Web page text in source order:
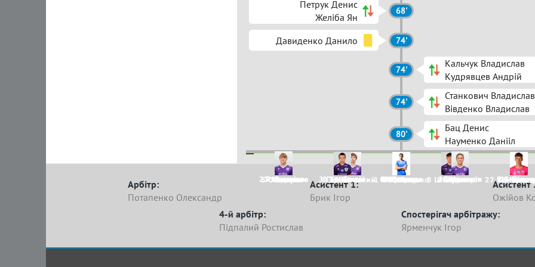
Петрук Денис
Желіба Ян
68'
Давиденко Данило 74'
74'
Кальчук Владислав
Кудрявцев Андрій
74'
Станкович Владислав
Вівденко Владислав
80'
Бац Денис
Науменко Данііл
1 Кравець
2 Решетніков 3 Гарабажій 4 Башмарін 5
6 Костриця
7 Ющенко 8 Тютюнов 9 Ломага 10 Цуканов 11
1 Московченко 23
8 Штефанко
3 Нівінський
5 Станкович 17 Бац 14 Хамко
13 Лич
7 Айдаров 27
24 Швець
Арбітр:
Потапенко Олександр
Асистент 1:
Брик Ігор
Асистент
Ожійов
4-й арбітр:
Підпалий Ростислав
Спостерігач арбітражу:
Ярменчук Ігор